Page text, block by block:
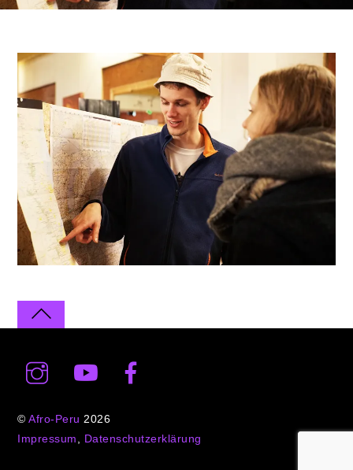
©Afro-Peru 2026
Impressum, Datenschutzerklärung